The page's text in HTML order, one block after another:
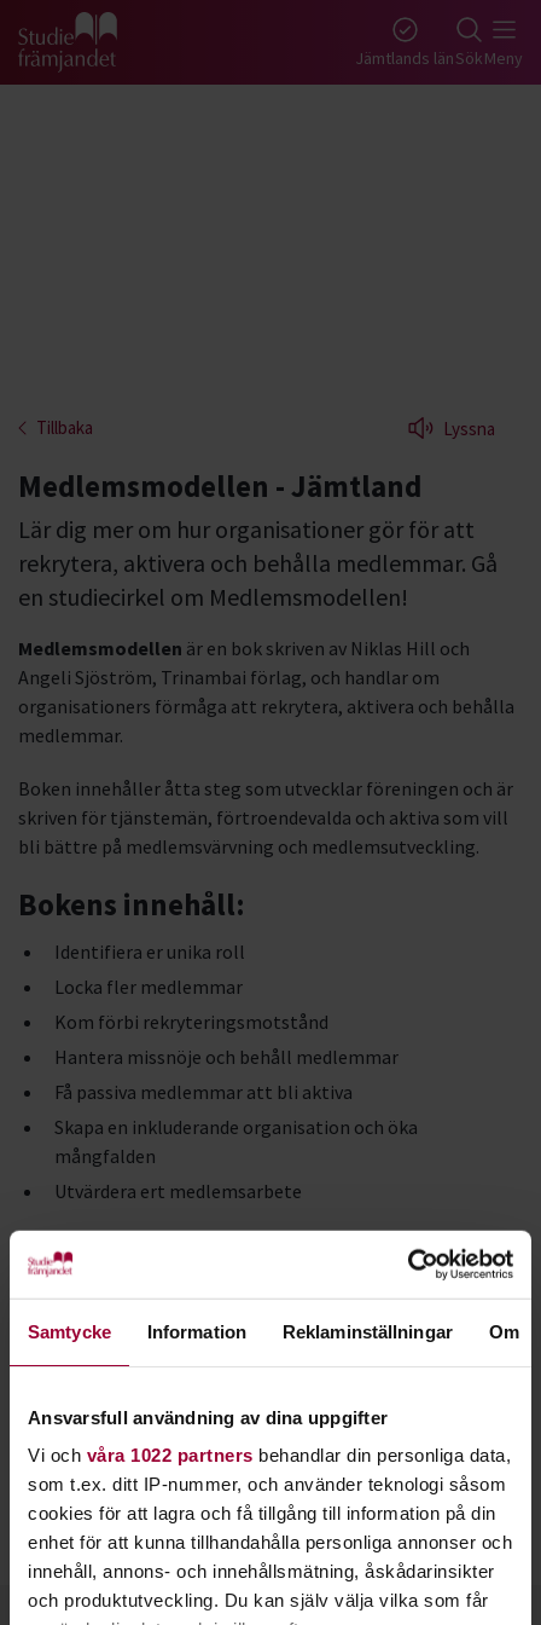
Samtycke Information Reklaminställningar Om
Ansvarsfull användning av dina uppgifter
Vi och våra 1022 partners behandlar din personliga data,
som t.ex. ditt IP-nummer, och använder teknologi såsom
cookies för att lagra och få tillgång till information på din
enhet för att kunna tillhandahålla personliga annonser och
innehåll, annons- och innehållsmätning, åskådarinsikter
och produktutveckling. Du kan själv välja vilka som får
Gå till studiefrämjandets startsida Jämtlands länSökMeny
Tillbaka Lyssna
Medlemsmodellen - Jämtland
Lär dig mer om hur organisationer gör för att
rekrytera, aktivera och behålla medlemmar. Gå
en studiecirkel om Medlemsmodellen!
Medlemsmodellen är en bok skriven av Niklas Hill och
Angeli Sjöström, Trinambai förlag, och handlar om
organisationers förmåga att rekrytera, aktivera och behålla
medlemmar.
Boken innehåller åtta steg som utvecklar föreningen och är
skriven för tjänstemän, förtroendevalda och aktiva som vill
bli bättre på medlemsvärvning och medlemsutveckling.
Bokens innehåll:
Identifiera er unika roll
Locka fler medlemmar
Kom förbi rekryteringsmotstånd
Hantera missnöje och behåll medlemmar
Få passiva medlemmar att bli aktiva
Skapa en inkluderande organisation och öka
mångfalden
Utvärdera ert medlemsarbete
Utifrån boken har Studiefrämjandet tagit fram en studieplan
för föreningar så att det blir lätt att starta en studiecirkel
studieplanen här!
Den svenska versionen är även tillgänglig som talbok och i
punktskrift.
Läs mer om boken på Trinambai förlag.
Studiehandledningen är skriven på svenska.